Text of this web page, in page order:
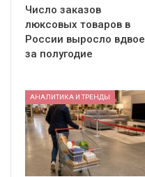
Число заказов
люксовых товаров в
России выросло вдвое
за полугодие
АНАЛИТИКА И ТРЕНДЫ